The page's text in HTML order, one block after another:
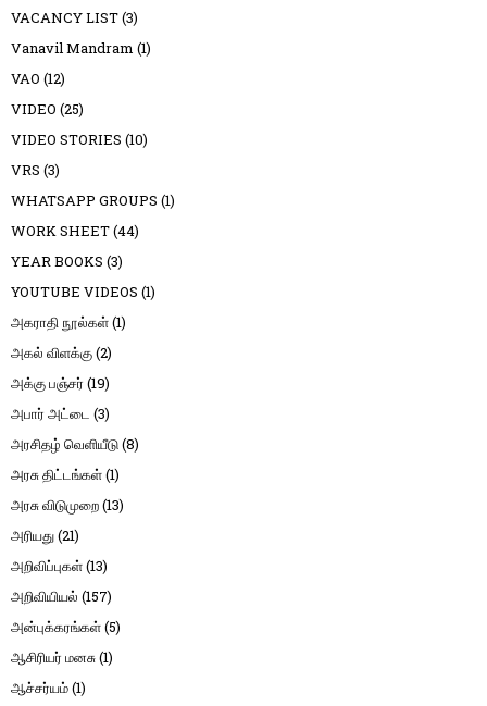
VACANCY LIST(3)
Vanavil Mandram (1)
VAO (12)
VIDEO (25)
VIDEO STORIES (10)
VRS (3)
WHATSAPP GROUPS (1)
WORK SHEET(44)
YEAR BOOKS (3)
YOUTUBE VIDEOS (1)
அகராதி நூல்கள்(1)
அகல் விளக்கு(2)
அக்கு பஞ்சர் (19)
அபார் அட்டை (3)
அரசிதழ் வெளியீடு(8)
அரசு திட்டங்கள்(1)
அரசு விடுமுறை(13)
அரியது(21)
அறிவிப்புகள்(13)
அறிவியியல் (157)
அன்புக்கரங்கள்(5)
ஆசிரியர் மனசு(1)
ஆச்சர்யம்(1)